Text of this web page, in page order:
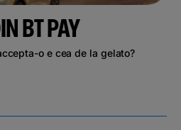
BT PAY
o e cea de la gelato?